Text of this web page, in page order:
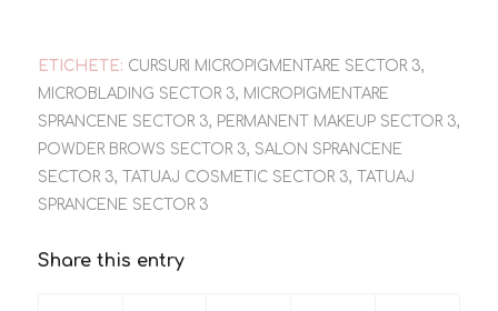
ETICHETE: CURSURI MICROPIGMENTARE SECTOR 3,
MICROBLADING SECTOR 3, MICROPIGMENTARE
SPRANCENE SECTOR 3, PERMANENT MAKEUP SECTOR 3,
POWDER BROWS SECTOR 3, SALON SPRANCENE
SECTOR 3, TATUAJ COSMETIC SECTOR 3,
TATUAJ
SPRANCENE SECTOR 3
Share this entry